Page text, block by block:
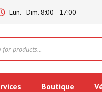
Lun. - Dim. 8:00 - 17:00
Boutique